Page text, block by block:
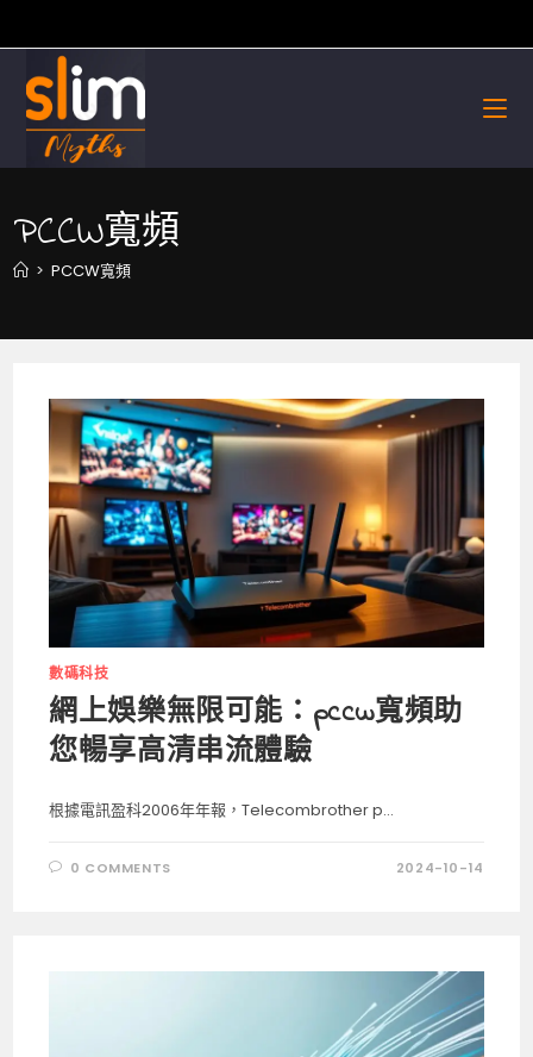
to
content
PCCW寬頻
> PCCW寬頻
數碼科技
網上娛樂無限可能：pccw寬頻助
您暢享高清串流體驗
根據電訊盈科2006年年報，Telecombrother p...
0 COMMENTS 2024-10-14